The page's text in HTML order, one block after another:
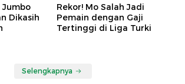
Jumbo
Dikasih
Rekor! Mo Salah Jadi
Pemain dengan Gaji
Tertinggi di Liga Turki
Selengkapnya